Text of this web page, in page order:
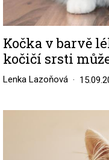
Kočka v barvě
kočičí srsti
Lenka Lazoňová